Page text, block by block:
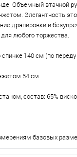
Объемный втачной
Элегантность
драпировки и
любого торжества.
140 см (по
54 см.
состав: 65%
базовых